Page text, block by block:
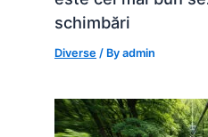
schimbări
Diverse / Byadmin